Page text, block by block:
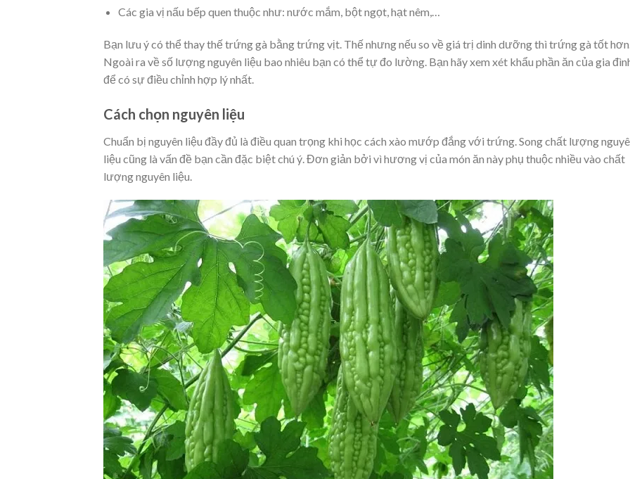
Các gia vị nấu bếp quen thuộc như: nước mắm, bột ngọt, hạt nêm,…
Bạn lưu ý có thể thay thế trứng gà bằng trứng vịt. Thế nhưng nếu so về giá trị dinh dưỡng thì trứng gà tốt
Ngoài ra về số lượng nguyên liệu bao nhiêu bạn có thể tự đo lường. Bạn hãy xem xét khẩu phần ăn của gia
để có sự điều chỉnh hợp lý nhất.
Cách chọn nguyên liệu
Chuẩn bị nguyên liệu đầy đủ là điều quan trọng khi học cách xào mướp đắng với trứng. Song chất lượng
liệu cũng là vấn đề bạn cần đặc biệt chú ý. Đơn giản bởi vì hương vị của món ăn này phụ thuộc nhiều vào chất
lượng nguyên liệu.